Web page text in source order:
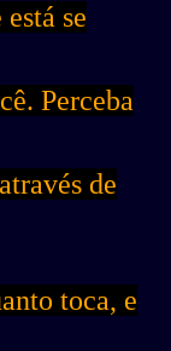
se
Perceba
de
toca, e